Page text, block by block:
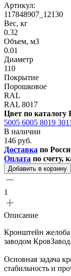
Артикул:
117848907_12130
Вес, кг
0.32
Объем, м3
0.01
Диаметр
110
Покрытие
Порошковое
RAL
RAL 8017
Цвет по каталогу
5005 6005 8019 3011
В наличии
146 руб.
Доставка по
Оплата по счету,
Добавить в корзину
1
Описание
Кронштейн
заводом КровЗавод.
Основная задача
стабильность и